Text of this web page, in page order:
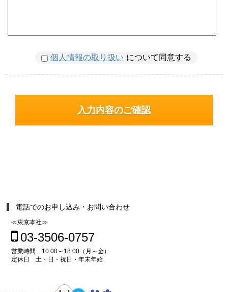
個人情報の取り扱い について同意する
電話でのお申し込み・お問い合わせ
≪東京本社≫
03-3506-0757
営業時間 10:00～18:00（月～金）
定休日 土・日・祝日・年末年始